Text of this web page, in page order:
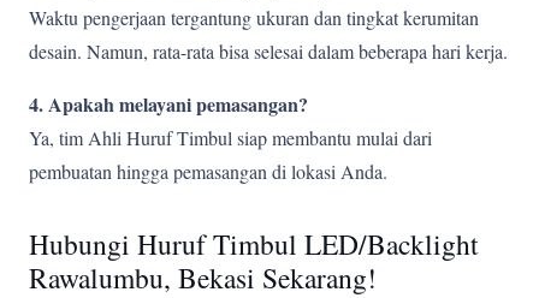
Waktu pengerjaan tergantung ukuran dan tingkat kerumitan
desain. Namun, rata-rata bisa selesai dalam beberapa hari kerja.
4. Apakah melayani pemasangan?
Ya, tim Ahli Huruf Timbul siap membantu mulai dari
pembuatan hingga pemasangan di lokasi Anda.
Hubungi Huruf Timbul LED/Backlight
Rawalumbu, Bekasi Sekarang!